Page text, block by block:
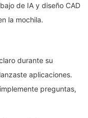
de IA y diseño CAD
la mochila.
durante su
aplicaciones.
preguntas,